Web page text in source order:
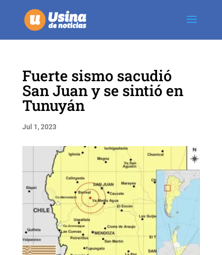
Fuerte sismo sacudió
San Juan y se sintió en
Tunuyán
Jul 1, 2023